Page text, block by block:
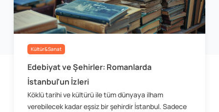
Kültür&Sanat
Edebiyat ve Şehirler: Romanlarda
İstanbul'un İzleri
Köklü tarihi ve kültürü ile tüm dünyaya ilham
verebilecek kadar eşsiz bir şehirdir İstanbul. Sadece